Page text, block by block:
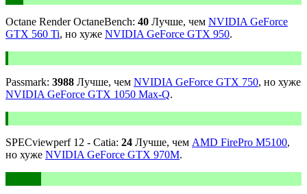
Octane Render OctaneBench: 40 Лучше, чем NVIDIA GeForce
GTX 560 Ti, но хуже NVIDIA GeForce GTX 950.
Passmark: 3988 Лучше, чем NVIDIA GeForce GTX 750, но хуже
NVIDIA GeForce GTX 1050 Max-Q.
SPECviewperf 12 - Catia: 24 Лучше, чем AMD FirePro M5100,
но хуже NVIDIA GeForce GTX 970M.